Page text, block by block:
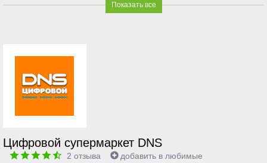
Показать все
Цифровой супермаркет DNS
2 отзыва добавить в любимые